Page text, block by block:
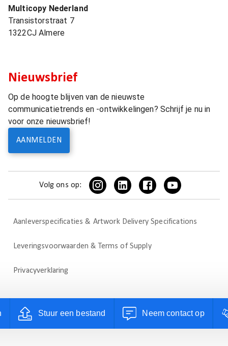
Stuur een bestand Neem contact op
Multicopy Nederland
Transistorstraat 7
1322CJ Almere
Nieuwsbrief
Op de hoogte blijven van de nieuwste
communicatietrends en -ontwikkelingen? Schrijf je nu in
voor onze nieuwsbrief!
AANMELDEN
Volg ons op:
Aanleverspecificaties & Artwork Delivery Specifications
Leveringsvoorwaarden & Terms of Supply
Privacyverklaring